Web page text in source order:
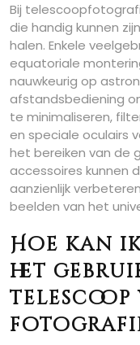
Bij
die handig kunnen
halen. Enkele
equatoriale
nauwkeurig op
afstandsbediening
te minimaliseren,
en speciale oculairs
het bereiken van de
accessoires kunnen
aanzienlijk
beelden van het
Hoe kan
het
telescoop